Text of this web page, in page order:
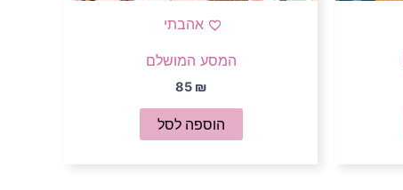
אהבתי
המסע המושלם
85 ₪
הוספה לסל